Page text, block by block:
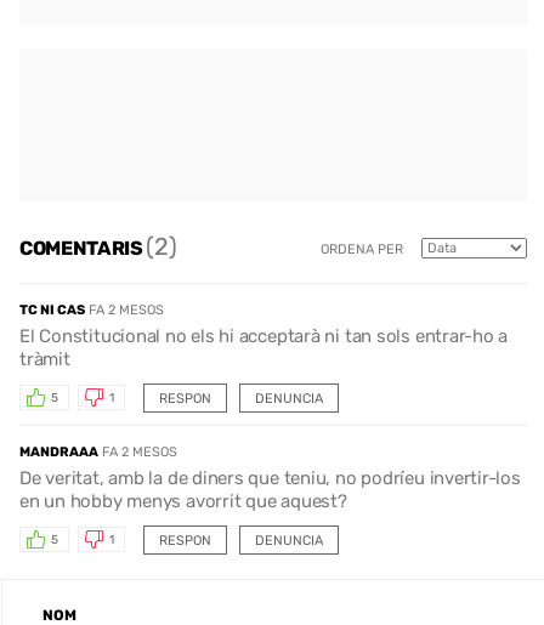
COMENTARIS(2) ORDENA PER
TC NI CAS FA 2 MESOS
El Constitucional no els hi acceptarà ni tan sols entrar-ho a
tràmit
RESPON
5 1 DENUNCIA
MANDRAAA FA 2 MESOS
De veritat, amb la de diners que teniu, no podríeu invertir-los
en un hobby menys avorrit que aquest?
RESPON
5 1 DENUNCIA
NOM